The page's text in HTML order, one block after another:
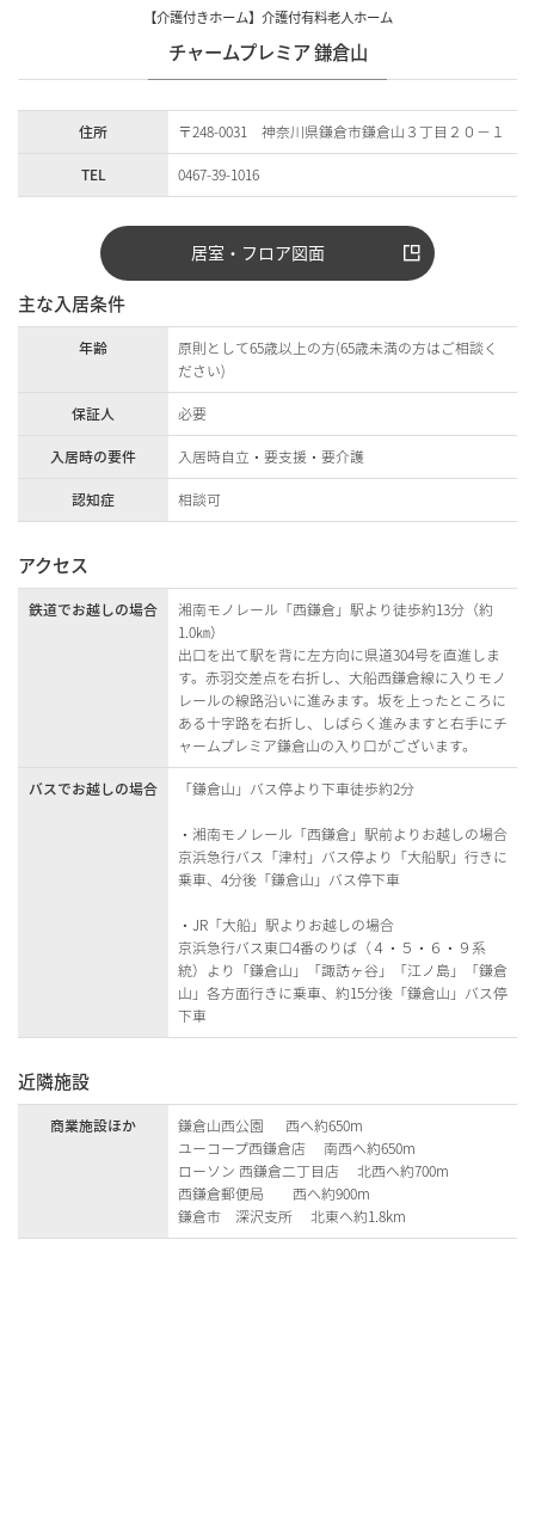
【介護付きホーム】介護付有料老人ホーム
チャームプレミア 鎌倉山
住所
〒248-0031 神奈川県鎌倉市鎌倉山３丁目２０−１
TEL
0467-39-1016
居室・フロア図面
主な入居条件
年齢
原則として65歳以上の方(65歳未満の方はご相談く
ださい)
保証人
必要
入居時の要件
入居時自立・要支援・要介護
認知症
相談可
アクセス
鉄道でお越しの場合
湘南モノレール「西鎌倉」駅より徒歩約13分（約
1.0㎞）
出口を出て駅を背に左方向に県道304号を直進しま
す。赤羽交差点を右折し、大船西鎌倉線に入りモノ
レールの線路沿いに進みます。坂を上ったところに
ある十字路を右折し、しばらく進みますと右手にチ
ャームプレミア鎌倉山の入り口がございます。
バスでお越しの場合
「鎌倉山」バス停より下車徒歩約2分
・湘南モノレール「西鎌倉」駅前よりお越しの場合
京浜急行バス「津村」バス停より「大船駅」行きに
乗車、4分後「鎌倉山」バス停下車
・JR「大船」駅よりお越しの場合
京浜急行バス東口4番のりば（４・５・６・９系
統）より「鎌倉山」「諏訪ヶ谷」「江ノ島」「鎌倉
山」各方面行きに乗車、約15分後「鎌倉山」バス停
下車
近隣施設
商業施設ほか
鎌倉山西公園 西へ約650m
ユーコープ西鎌倉店 南西へ約650m
ローソン 西鎌倉二丁目店 北西へ約700m
西鎌倉郵便局 西へ約900m
鎌倉市 深沢支所 北東へ約1.8km